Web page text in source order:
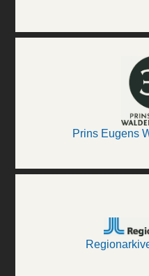
Prins Eugens